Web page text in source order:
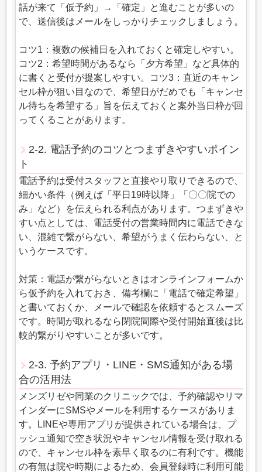
話が来て「仮予約」→「確定」と進むことが多いの
で、送信後はメールをしっかりチェックしましょう。
コツ1：複数の候補日を入れておくと確定しやすい。
コツ2：希望時間があるなら「夕方希望」など具体的
に書くと受付が提案しやすい。コツ3：直近のキャン
セル枠が狙い目なので、希望日がだめでも「キャンセ
ル待ちを希望する」旨を伝えておくと案外当日枠が回
ってくることがあります。
2-2. 電話予約のコツとつまずきやすいポイン
ト
電話予約は受付スタッフと直接やり取りできるので、
細かい条件（例えば「平日19時以降」「〇〇院での
み」など）を伝えられる利点があります。つまずきや
すい点としては、電話受付の営業時間内に電話できな
い、混雑で繋がらない、希望がうまく伝わらない、と
いうケースです。
対策：電話が繋がらないときはオンラインフォームか
ら仮予約を入れておき、備考欄に「電話で確定希望」
と書いておくか、メールで確認を依頼するとスムーズ
です。時間が取れるなら閉院間際や受付開始直後は比
較的繋がりやすいことが多いです。
2-3. 予約アプリ・LINE・SMS通知がある場
合の活用法
メンズリゼや同業のクリニックでは、予約確認やリマ
インダーにSMSやメールを利用するケースがありま
す。LINEや専用アプリが提供されている場合は、プ
ッシュ通知で空き状況やキャンセル情報を受け取れる
ので、キャンセル枠を素早く取るのに有利です。機能
の有無は院や時期によるため、会員登録時に利用可能